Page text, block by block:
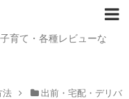
育て・各種レビューな
法
出前・宅配・デリバ